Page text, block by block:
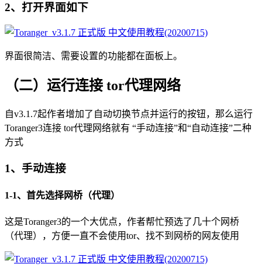
2、打开界面如下
界面很简洁、需要设置的功能都在面板上。
（二）运行连接 tor代理网络
自v3.1.7起作者增加了自动切换节点并运行的按钮，那么运行
Toranger3连接 tor代理网络就有 “手动连接”和“自动连接”二种
方式
1、手动连接
1-1、首先选择网桥（代理）
这是Toranger3的一个大优点，作者帮忙预选了几十个网桥
（代理），方便一直不会使用tor、找不到网桥的网友使用